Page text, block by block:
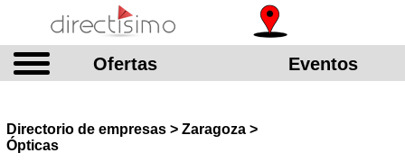
Ofertas Eventos
Directorio de empresas > Zaragoza >
Ópticas